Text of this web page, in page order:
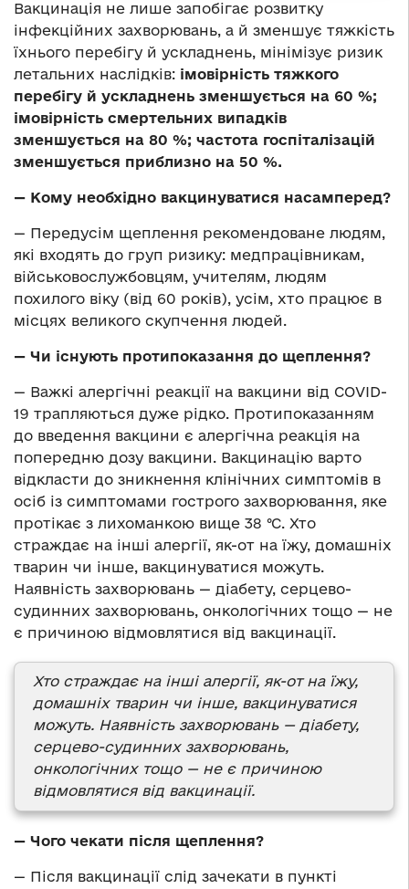
Вакцинація не лише запобігає розвитку
інфекційних захворювань, а й зменшує тяжкість
їхнього перебігу й ускладнень, мінімізує ризик
летальних наслідків: імовірність тяжкого
перебігу й ускладнень зменшується на 60 %;
імовірність смертельних випадків
зменшується на 80 %; частота госпіталізацій
зменшується приблизно на 50 %.
— Кому необхідно вакцинуватися насамперед?
— Передусім щеплення рекомендоване людям,
які входять до груп ризику: медпрацівникам,
військовослужбовцям, учителям, людям
похилого віку (від 60 років), усім, хто працює в
місцях великого скупчення людей.
— Чи існують протипоказання до щеплення?
— Важкі алергічні реакції на вакцини від COVID-
19 трапляються дуже рідко. Протипоказанням
до введення вакцини є алергічна реакція на
попередню дозу вакцини. Вакцинацію варто
відкласти до зникнення клінічних симптомів в
осіб із симптомами гострого захворювання, яке
протікає з лихоманкою вище 38 °С. Хто
страждає на інші алергії, як-от на їжу, домашніх
тварин чи інше, вакцинуватися можуть.
Наявність захворювань — діабету, серцево-
судинних захворювань, онкологічних тощо — не
є причиною відмовлятися від вакцинації.
Хто страждає на інші алергії, як-от на їжу,
домашніх тварин чи інше, вакцинуватися
можуть. Наявність захворювань — діабету,
серцево-судинних захворювань,
онкологічних тощо — не є причиною
відмовлятися від вакцинації.
— Чого чекати після щеплення?
— Після вакцинації слід зачекати в пункті